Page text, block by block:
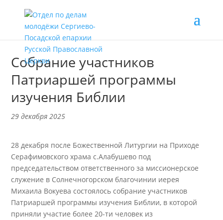
Собрание участников
Патриаршей программы
изучения Библии
29 декабря 2025
28 декабря после Божественной Литургии на Приходе
Серафимовского храма с.Алабушево под
председательством ответственного за миссионерское
служение в Солнечногорском благочинии иерея
Михаила Вокуева состоялось собрание участников
Патриаршей программы изучения Библии, в которой
приняли участие более 20-ти человек из